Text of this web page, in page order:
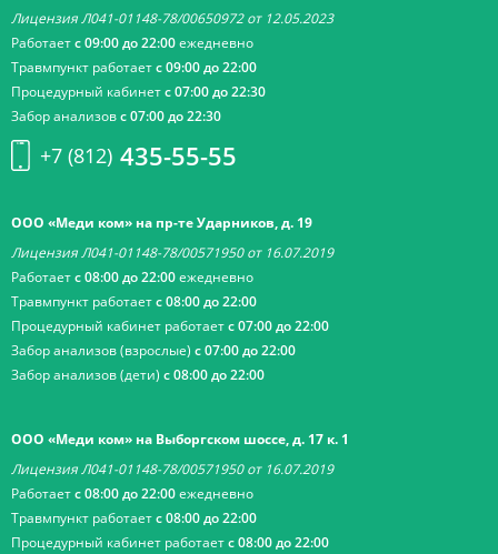
Лицензия Л041-01148-78/00650972 от 12.05.2023
Работаетс 09:00 до 22:00ежедневно
Травмпункт работаетс 09:00 до 22:00
Процедурный кабинетс 07:00 до 22:30
Забор анализовс 07:00 до 22:30
+7 (812) 435-55-55
ООО «Меди ком» на пр-те Ударников, д. 19
Лицензия Л041-01148-78/00571950 от 16.07.2019
Работаетс 08:00 до 22:00ежедневно
Травмпункт работаетс 08:00 до 22:00
Процедурный кабинет работаетс 07:00 до 22:00
Забор анализов (взрослые) с 07:00 до 22:00
Забор анализов (дети) с 08:00 до 22:00
ООО «Меди ком» на Выборгском шоссе, д. 17 к. 1
Лицензия Л041-01148-78/00571950 от 16.07.2019
Работаетс 08:00 до 22:00ежедневно
Травмпункт работаетс 08:00 до 22:00
Процедурный кабинет работаетс 08:00 до 22:00